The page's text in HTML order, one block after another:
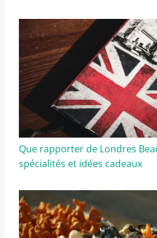
Que rapporter de Londres
spécialités et idées cadeaux